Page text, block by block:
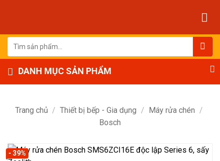
dung
Tìm
kiếm:
DANH MỤC SẢN PHẨM
Trang chủ / Thiết bị bếp - Gia dụng / Máy rửa chén /
Bosch
- 39%